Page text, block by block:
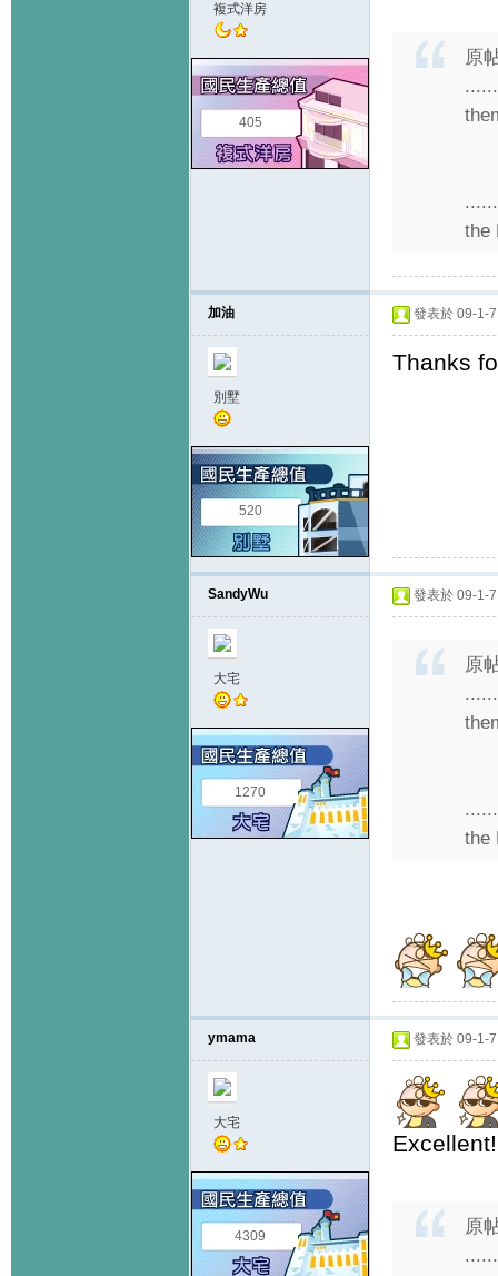
複式洋房
405
原
the
加油
別墅
520
發表於 09-1-
Thanks
SandyWu
大宅
1270
發表於 09-1-
原
the
ymama
大宅
4309
發表於 09-1-
原